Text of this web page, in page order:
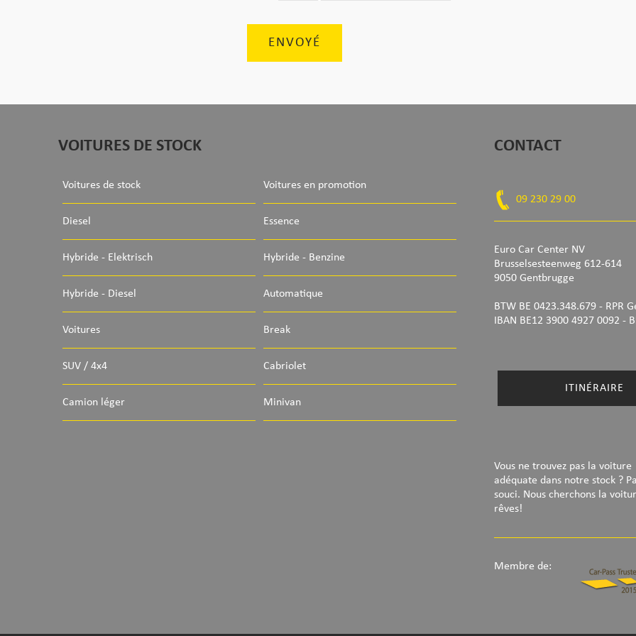
ENVOYÉ
VOITURES DE STOCK
Voitures de stock Voitures en promotion
Diesel Essence
Hybride - Elektrisch Hybride - Benzine
Hybride - Diesel Automatique
Voitures Break
SUV / 4x4 Cabriolet
Camion léger Minivan
CONTACT
09 230 29 00
Euro Car Center NV
Brusselsesteenweg 612-614
9050 Gentbrugge
BTW BE 0423.348.679 - RPR
IBAN BE12 3900 4927 0092 -
ITINÉRAIRE
Vous ne trouvez pas la voiture
adéquate dans notre stock ?
souci. Nous cherchons la
rêves!
Membre de: